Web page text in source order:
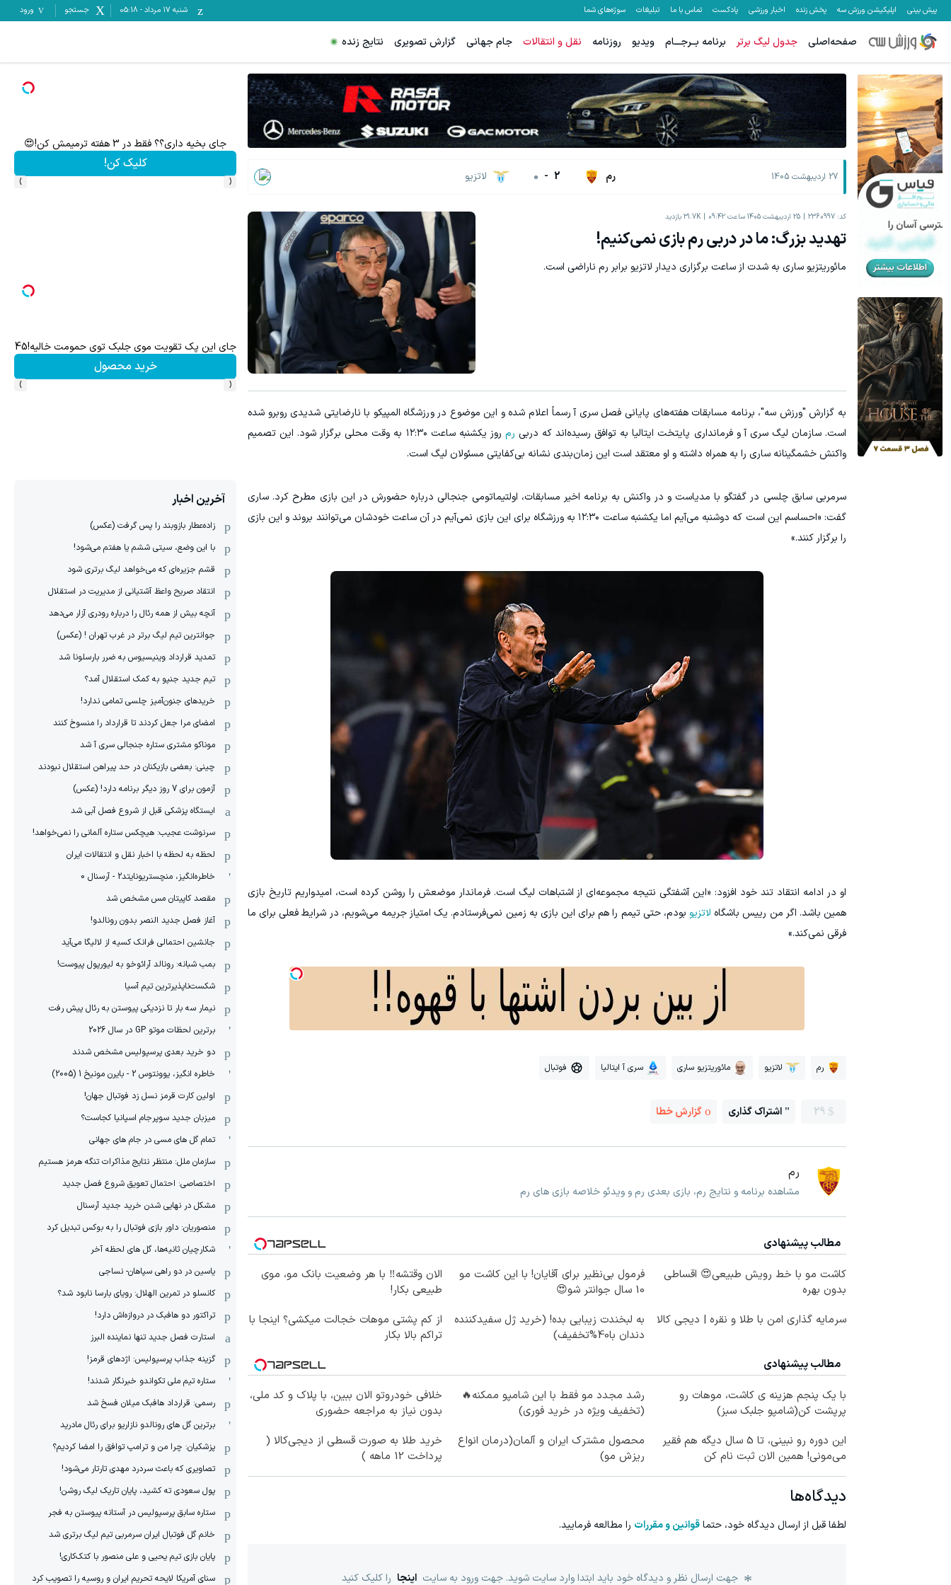
پیش بینی اپلیکیشن ورزش سه پخش زنده اخبار ورزشی پادکست تماس با ما تبلیغات سوژه‌های شما شنبه ۱۷ مرداد -
05:18 جستجو ورود
صفحه‌اصلی جدول لیگ برتر برنامه بــرجـــام ویدیو روزنامه نقل و انتقالات جام جهانی گزارش تصویری نتایج زنده
27 اردیبهشت 1405 رم 2
-
0 لاتزیو
کد: 2360997 25 اردیبهشت 1405 ساعت 09:42 31.7K بازدید
تهدید بزرگ: ما در دربی رم بازی نمی‌کنیم!
مائوریتزیو ساری به شدت از ساعت برگزاری دیدار لاتزیو برابر رم ناراضی است.
به گزارش "ورزش سه"، برنامه مسابقات هفته‌های پایانی فصل سری‌ آ رسماً اعلام شده و این موضوع در ورزشگاه المپیکو با نارضایتی شدیدی روبرو شده
است. سازمان لیگ سری‌ آ و فرمانداری پایتخت ایتالیا به توافق رسیده‌اند که دربی رم
روز یکشنبه ساعت ۱۲:۳۰ به وقت محلی برگزار شود. این تصمیم
واکنش خشمگینانه ساری را به همراه داشته و او معتقد است این زمان‌بندی نشانه بی‌کفایتی مسئولان لیگ است.
سرمربی سابق چلسی در گفتگو با مدیاست و در واکنش به برنامه اخیر مسابقات، اولتیماتومی جنجالی درباره حضورش در این بازی مطرح کرد. ساری
گفت: «احساسم این است که دوشنبه می‌آیم اما یکشنبه ساعت ۱۲:۳۰ به ورزشگاه برای این بازی نمی‌آیم در آن ساعت خودشان می‌توانند بروند و این بازی
را برگزار کنند.»
او در ادامه انتقاد تند خود افزود: «این آشفتگی نتیجه مجموعه‌ای از اشتباهات لیگ است. فرماندار موضعش را روشن کرده است، امیدواریم تاریخ بازی
همین باشد. اگر من رییس باشگاه لاتزیو بودم، حتی تیمم را هم برای این بازی به زمین نمی‌فرستادم. یک امتیاز جریمه می‌شویم، در شرایط فعلی برای ما
فرقی نمی‌کند.»
رم لاتزیو مائوریتزیو ساری سری آ ایتالیا فوتبال
29 اشتراک گذاری گزارش خطا
رم
مشاهده برنامه و نتایج رم، بازی بعدی رم و ویدئو خلاصه بازی های رم
مطالب پیشنهادی
کاشت مو با خط رویش طبیعی😍 اقساطی
بدون بهره
فرمول بی‌نظیر برای آقایان! با این کاشت مو
10 سال جوانتر شو😍
الان وقتشه‼️ با هر وضعیت بانک مو، موی
طبیعی بکار!
سرمایه گذاری امن با طلا و نقره | دیجی کالا
به لبخندت زیبایی بده! (خرید ژل سفیدکننده
دندان با40%تخفیف)
از کم پشتی موهات خجالت میکشی؟ اینجا با
تراکم بالا بکار
مطالب پیشنهادی
با یک پنجم هزینه ی کاشت، موهات رو
پرپشت کن(شامپو جلبک سبز)
رشد مجدد مو فقط با این شامپو ممکنه🔥
(تخفیف ویژه در خرید فوری)
خلافی خودروتو الان ببین، با پلاک و کد ملی،
بدون نیاز به مراجعه حضوری
این دوره رو نبینی، تا 5 سال دیگه هم فقیر
می‌مونی! همین الان ثبت نام کن
محصول مشترک ایران و آلمان(درمان انواع
ریزش مو)
خرید طلا به صورت قسطی از دیجی‌کالا (
پرداخت 12 ماهه )
دیدگاه‌ها
لطفا قبل از ارسال دیدگاه خود، حتماقوانین و مقررات را مطالعه فرمایید.
جهت ارسال نظر و دیدگاه خود باید ابتدا وارد سایت شوید. جهت ورود به سایت اینجا را کلیک کنید
جای بخیه داری؟؟ فقط در 3 هفته ترمیمش کن!😍
کلیک کن!
‹
›
جای این پک تقویت موی جلبک توی حمومت خالیه!45%تخفیف
خرید محصول
‹
›
آخرین اخبار
زاده‌عطار بازوبند را پس گرفت (عکس)
با این وضع، سیتی ششم یا هفتم می‌شود!
قشم جزیره‌ای که می‌خواهد لیگ برتری شود
انتقاد صریح واعظ آشتیانی از مدیریت در استقلال
آنچه بیش از همه رئال را درباره رودری آزار می‌دهد
جوانترین تیم لیگ برتر در غرب تهران ! (عکس)
تمدید قرارداد وینیسیوس به ضرر بارسلونا شد
تیم جدید جنپو به کمک استقلال آمد؟
خریدهای جنون‌آمیز چلسی تمامی ندارد!
امضای مرا جعل کردند تا قرارداد را منسوخ کنند
موناکو مشتری ستاره جنجالی سری آ شد
چینی: بعضی بازیکنان در حد پیراهن استقلال نبودند
آزمون برای 7 روز دیگر برنامه دارد! (عکس)
ایستگاه پزشکی قبل از شروع فصل آبی شد
سرنوشت عجیب: هیچکس ستاره آلمانی را نمی‌خواهد!
لحظه به لحظه با اخبار نقل و انتقالات ایران
خاطره‌انگیز، منچستریونایتد2 - آرسنال 0
مقصد کاپیتان مس مشخص شد
آغاز فصل جدید النصر بدون رونالدو!
جانشین احتمالی فرانک کسیه از لالیگا می‌آید
بمب شبانه: رونالد آرائوخو به لیورپول پیوست!
شکست‌ناپذیرترین تیم آسیا
نیمار سه بار تا نزدیکی پیوستن به رئال پیش رفت
برترین لحظات موتو GP در سال 2026
دو خرید بعدی پرسپولیس مشخص شدند
خاطره انگیز، یوونتوس 2 - بایرن مونیخ 1 (2005)
اولین کارت قرمز نسل زد فوتبال جهان!
میزبان جدید سوپرجام اسپانیا کجاست؟
تمام گل های مسی در جام های جهانی
سازمان ملل: منتظر نتایج مذاکرات تنگه هرمز هستیم
اختصاصی: احتمال تعویق شروع فصل جدید
مشکل در نهایی شدن خرید جدید آرسنال
منصوریان: داور بازی فوتبال را به بوکس تبدیل کرد
شکارچیان ثانیه‌ها، گل های لحظه آخر
یاسین در دو راهی سپاهان- نساجی
کانسلو در تمرین الهلال: رویای بارسا نابود شد؟
تراکتور دو هافبک در دروازه‌اش دارد!
استارت فصل جدید تنها نماینده البرز
گزینه جذاب پرسپولیس: اژدهای قرمز!
ستاره تیم ملی تکواندو خبرنگار شدند!
رسمی: قرارداد هافبک میلان فسخ شد
برترین گل های رونالدو نازاریو برای رئال مادرید
پزشکیان: چرا من و ترامپ توافق را امضا کردیم؟
تصاویری که باعث سردرد مهدی تارتار می‌شود!
پول سعودی ته کشید، پایان تاریک لیگ روشن!
ستاره سابق پرسپولیس در آستانه پیوستن به فجر
خانم گل فوتبال ایران سرمربی تیم لیگ برتری شد
پایان بازی تیم یحیی و علی منصور با کتک‌کاری!
سنای آمریکا لایحه تحریم ایران و روسیه را تصویب کرد